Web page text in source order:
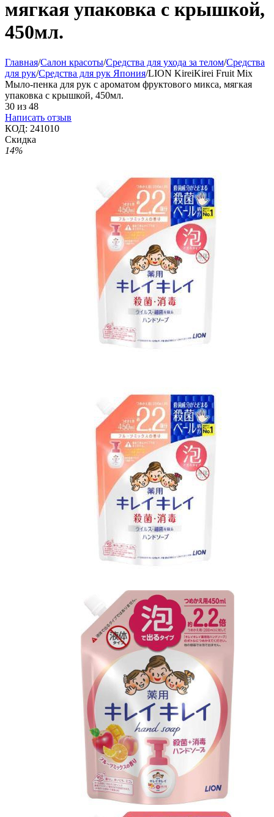
мягкая упаковка с крышкой,
450мл.
Главная/Салон красоты/Средства для ухода за телом/Средства
для рук/Средства для рук Япония/LION KireiKirei Fruit Mix
Мыло-пенка для рук с ароматом фруктового микса, мягкая
упаковка с крышкой, 450мл.
30 из 48
Написать отзыв
КОД: 241010
Скидка
14%